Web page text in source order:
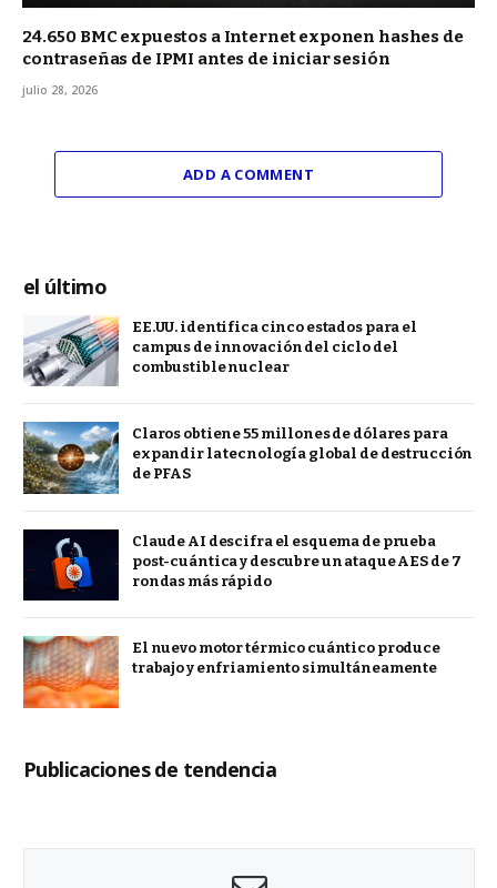
24.650 BMC expuestos a Internet exponen hashes de
contraseñas de IPMI antes de iniciar sesión
julio 28, 2026
ADD A COMMENT
el último
EE.UU. identifica cinco estados para el
campus de innovación del ciclo del
combustible nuclear
Claros obtiene 55 millones de dólares para
expandir la tecnología global de destrucción
de PFAS
Claude AI descifra el esquema de prueba
post-cuántica y descubre un ataque AES de 7
rondas más rápido
El nuevo motor térmico cuántico produce
trabajo y enfriamiento simultáneamente
Publicaciones de tendencia